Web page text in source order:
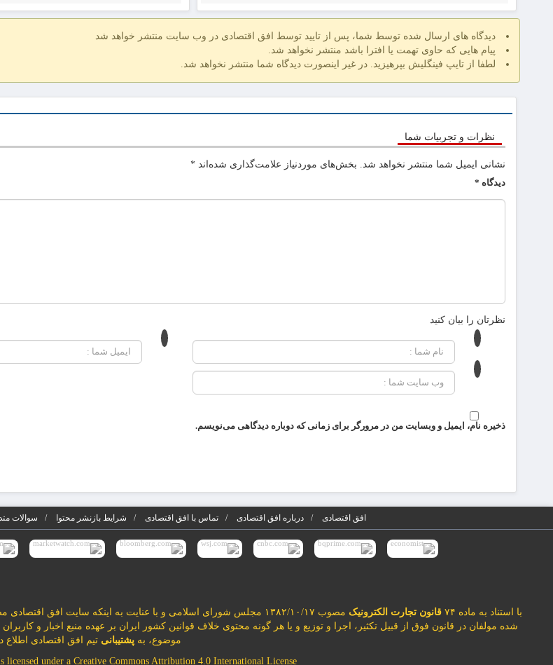
دیدگاه های ارسال شده توسط شما، پس از تایید توسط افق اقتصادی در وب سایت منتشر خواهد شد
پیام هایی که حاوی تهمت یا افترا باشد منتشر نخواهد شد.
لطفا از تایپ فینگلیش بپرهیزید. در غیر اینصورت دیدگاه شما منتشر نخواهد شد.
نظرات و تجربیات شما
نشانی ایمیل شما منتشر نخواهد شد. بخش‌های موردنیاز علامت‌گذاری شده‌اند *
دیدگاه *
نظرتان را بیان کنید
ذخیره نام، ایمیل و وبسایت من در مرورگر برای زمانی که دوباره دیدگاهی می‌نویسم.
افق اقتصادی درباره افق اقتصادی تماس با افق اقتصادی شرایط بازنشر محتوا سوالات
با استناد به ماده ۷۴ قانون تجارت الکترونیک مصوب ۱۳۸۲/۱۰/۱۷ مجلس شورای اسلامی و با عنایت به اینکه سایت افق اقتصادی مصداق
شده مولفان در قانون فوق از قبیل تکثیر، اجرا و توزیع و یا هر گونه محتوی خلاف قوانین کشور ایران بر عهده منبع اخبار و
موضوع، به پشتیبانی تیم افق اقتصادی اطلاع
licensed under a Creative Commons Attribution 4.0 International License ©️